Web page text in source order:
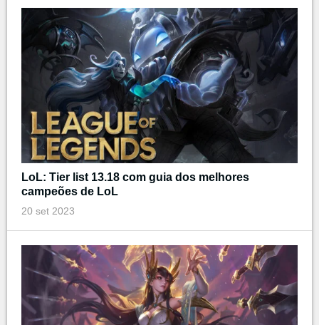
LoL: Tier list 13.18 com guia dos melhores
campeões de LoL
20 set 2023